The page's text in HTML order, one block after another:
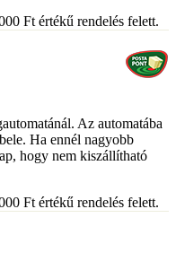
Ft értékű rendelés felett.
Az automatába
Ha ennél nagyobb
hogy nem kiszállítható
Ft értékű rendelés felett.